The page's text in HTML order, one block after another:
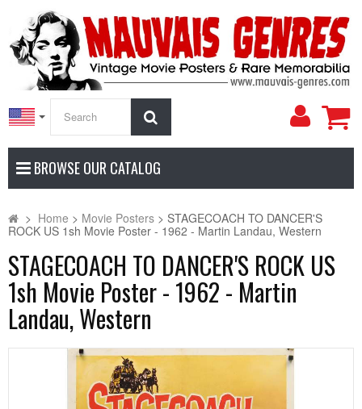
My
BROWSE OUR CATALOG
> Home > Movie Posters > STAGECOACH TO DANCER'S
ROCK US 1sh Movie Poster - 1962 - Martin Landau, Western
STAGECOACH TO DANCER'S ROCK US
1sh Movie Poster - 1962 - Martin
Landau, Western